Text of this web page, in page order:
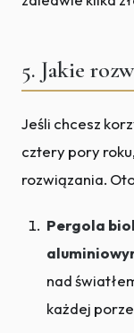
5. Jakie
Jeśli chcesz
cztery pory
rozwiązania.
Pergola
nad
każdej